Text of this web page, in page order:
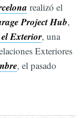
realizó el
Project Hub,
Exterior, una
Exteriores
, el pasado